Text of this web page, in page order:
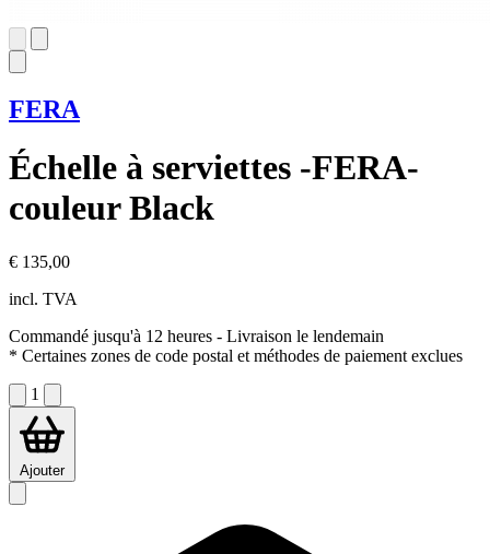
FERA
Échelle à serviettes -FERA-
couleur Black
€ 135,00
incl. TVA
Commandé jusqu'à 12 heures - Livraison le lendemain
* Certaines zones de code postal et méthodes de paiement exclues
1
Ajouter